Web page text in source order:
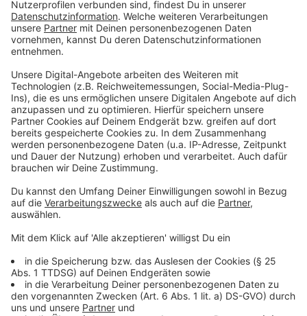
Impfung uns vor schweren Verläufen schützt, halte ich
eine Impfplicht für nicht richtig, da diese zu stark in
das Individualrecht eingreifen würde. Gute, leicht
verständliche und ausführliche Aufklärungsarbeit –
ohne Druck – halte ich hier für das sinnvollste Mittel.
Anzeige
10) Gesellschaft
Anzeige
Debatten werden zunehmend unsachlich. Die
Trennung von Meinung und Fakten
verschwimmt. Viele stecken in ihrer